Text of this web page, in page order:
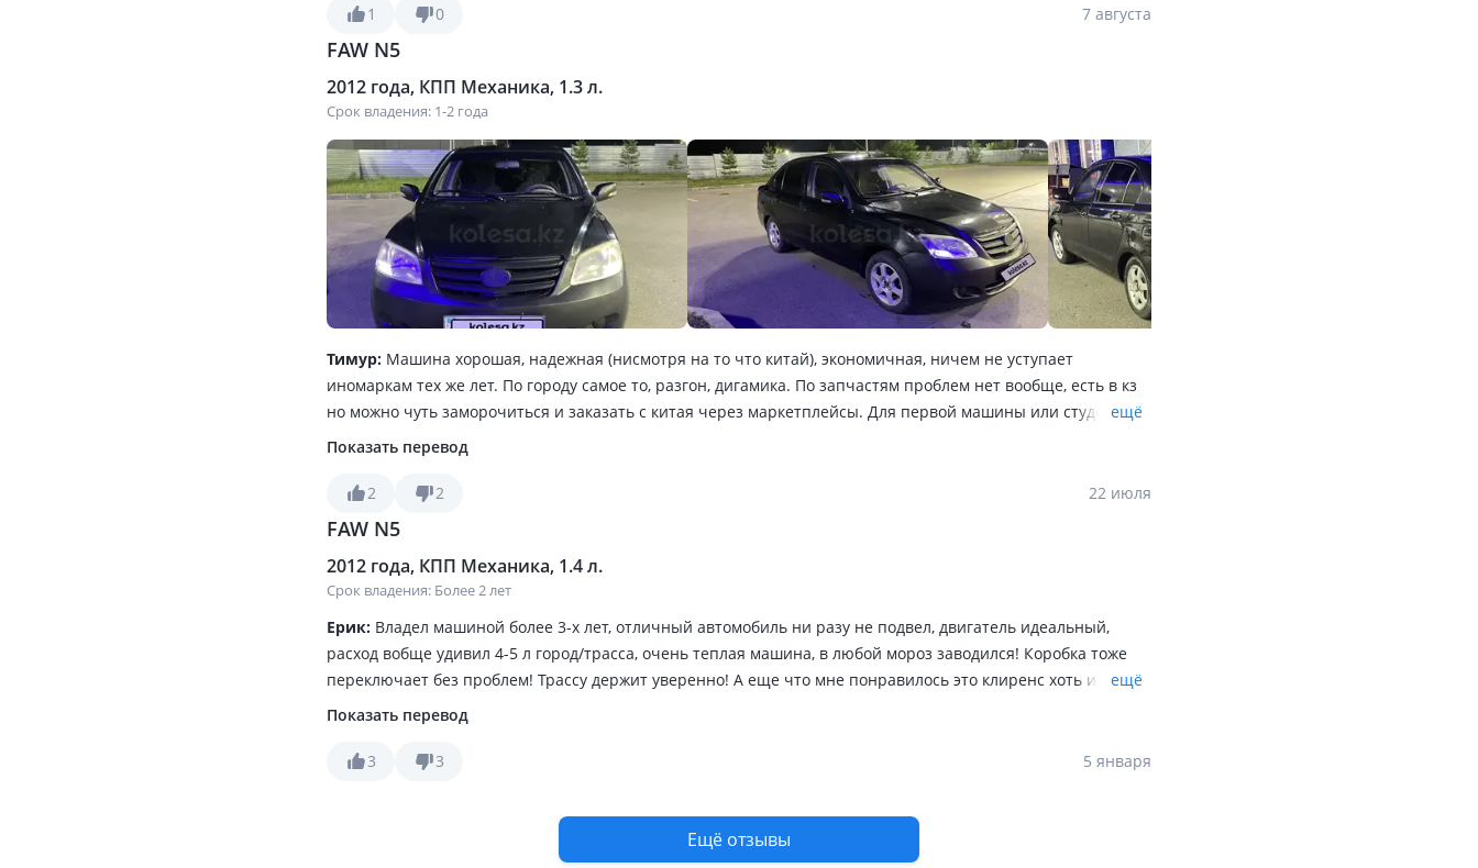
Зимой система abs много выручает на экстренном торможения думаю из за массы авто всего 900 кг
1 0 7 августа
FAW N5
2012 года, КПП Механика, 1.3 л.
Срок владения: 1-2 года
Тимур: Машина хорошая, надежная (нисмотря на то что китай), экономичная, ничем не уступает
иномаркам тех же лет. По городу самое то, разгон, дигамика. По запчастям проблем нет вообще, есть в кз
но можно чуть заморочиться и заказать с китая через маркетплейсы. Для первой машины или студенту
будет отличным выбором, экономичная во всем и ни чем не уступает другим, на много лучше чем автоваз
хороший аккум или зарядить перед зимой. Берите не жалейте.
ещё
Показать перевод
2 2 22 июля
FAW N5
2012 года, КПП Механика, 1.4 л.
Срок владения: Более 2 лет
Ерик: Владел машиной более 3-х лет, отличный автомобиль ни разу не подвел, двигатель идеальный,
расход вобще удивил 4-5 л город/трасса, очень теплая машина, в любой мороз заводился! Коробка тоже
переключает без проблем! Трассу держит уверенно! А еще что мне понравилось это клиренс хоть и
легковой автомобиль но высокий, проезжает без всяких проблем! Стоит своих денег! Не пожалеете!
постоянно, убедился сам на своем примере!
ещё
Показать перевод
3 3 5 января
Ещё отзывы